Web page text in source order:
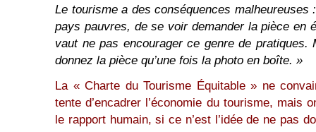
Le tourisme a des conséquences malheureuses
pays pauvres, de se voir demander la pièce en
vaut ne pas encourager ce genre de
donnez la pièce qu’une fois la photo en boîte. »
La « Charte du Tourisme Équitable » ne
tente d’encadrer l’économie du tourisme, mais
le rapport humain, si ce n’est l’idée de ne pas